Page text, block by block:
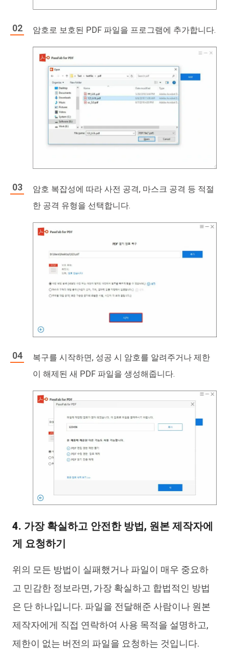
암호로 보호된 PDF 파일을 프로그램에 추가합니다.
암호 복잡성에 따라 사전 공격, 마스크 공격 등 적절
한 공격 유형을 선택합니다.
복구를 시작하면, 성공 시 암호를 알려주거나 제한
이 해제된 새 PDF 파일을 생성해줍니다.
4. 가장 확실하고 안전한 방법, 원본 제작자에
게 요청하기
위의 모든 방법이 실패했거나 파일이 매우 중요하
고 민감한 정보라면, 가장 확실하고 합법적인 방법
은 단 하나입니다. 파일을 전달해준 사람이나 원본
제작자에게 직접 연락하여 사용 목적을 설명하고,
제한이 없는 버전의 파일을 요청하는 것입니다.